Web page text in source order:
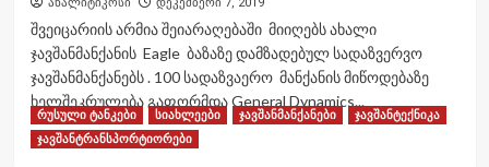
ტიპის
ჯავშანმანქანა
ააფეთქეს
შვეიცარიის არმია შეიარაღებაში მიიღებს ახალი
ჯავშანმანქანის Eagle ბაზაზე დამზადებულ სადაზვერვო
ჯავშანმანქანებს . 100 სადაზვაერო მანქანის მიწოდებაზე
ხელშეკრულება გაფორმდა General Dynamics...
Read MoreRead
რუსული ტანკები სიახლეები ჯავშანმანქანები
ჯავშანტექნიკა
ჯავშანტრანსპორტიორები